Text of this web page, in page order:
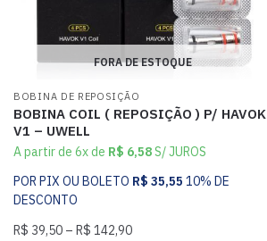
FORA DE ESTOQUE
BOBINA DE REPOSIÇÃO
BOBINA COIL ( REPOSIÇÃO ) P/ HAVOK
V1 – UWELL
A partir de 6x de R$ 6,58S/ JUROS
POR PIX OU BOLETO R$ 35,55 10% DE
DESCONTO
R$ 39,50 – R$ 142,90